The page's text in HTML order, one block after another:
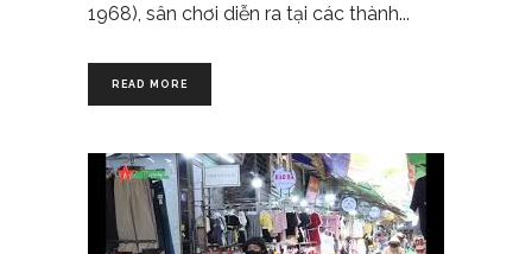
1968), sân chơi diễn ra tại các thành
READ MORE